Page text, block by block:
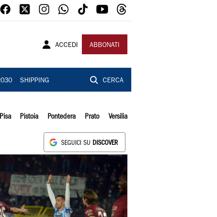
ACCEDI ABBONATI
SHIPPING CERCA
Pistoia Pontedera Prato Versilia
SEGUICI SU DISCOVER